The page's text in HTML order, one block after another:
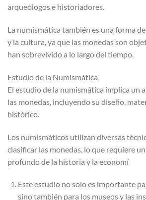
arqueólogos e historiadores.
La numismática también es una forma
y la cultura, ya que las monedas son
han sobrevivido a lo largo del tiempo.
Estudio de la Numismática
El estudio de la numismática implica un
las monedas, incluyendo su diseño,
histórico.
Los numismáticos utilizan diversas
clasificar las monedas, lo que requiere
profundo de la historia y la economí
Este estudio no solo es importante
sino también para los museos y las